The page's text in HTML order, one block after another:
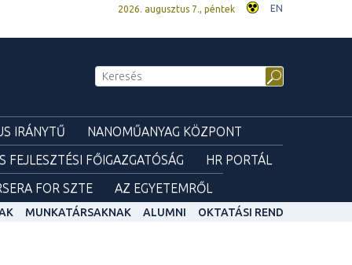
2026. augusztus 7., péntek EN
IRÁNYTŰ
NANOMŰANYAG KÖZPONT
FEJLESZTÉSI FŐIGAZGATÓSÁG
HR PORTÁL
FOR SZTE AZ EGYETEMRŐL
MUNKATÁRSAKNAK ALUMNI OKTATÁSI REND